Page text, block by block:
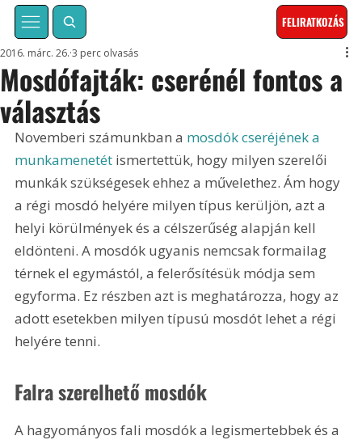
FELIRATKOZÁS
Mosdófajták: cserénél fontos a
választás
2016. márc. 26. 3 perc olvasás
Novemberi számunkban a mosdók cseréjének a
munkamenetét ismertettük, hogy milyen szerelői
munkák szükségesek ehhez a művelethez. Ám hogy
a régi mosdó helyére milyen típus kerüljön, azt a
helyi körülmények és a célszerűség alapján kell
eldönteni. A mosdók ugyanis nemcsak formailag
térnek el egymástól, a felerősítésük módja sem
egyforma. Ez részben azt is meghatározza, hogy az
adott esetekben milyen típusú mosdót lehet a régi
helyére tenni.
Falra szerelhető mosdók
A hagyományos fali mosdók a legismertebbek és a